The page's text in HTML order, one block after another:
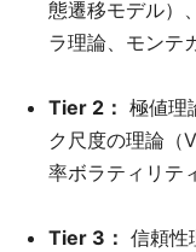
態遷移モデル）
ラ理論、モンテ
Tier 2： 極値理
ク尺度の理論（
率ボラティリテ
Tier 3： 信頼性